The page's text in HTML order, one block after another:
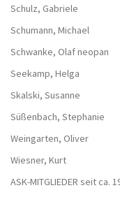
Schulz, Gabriele
Schumann, Michael
Schwanke, Olaf neopan
Seekamp, Helga
Skalski, Susanne
Süßenbach, Stephanie
Weingarten, Oliver
Wiesner, Kurt
ASK-MITGLIEDER seit ca.